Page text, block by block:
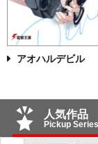
アオハルデビル
人気作品
Pickup Series